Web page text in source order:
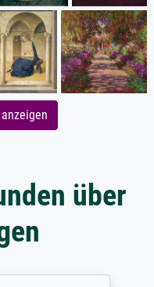
über